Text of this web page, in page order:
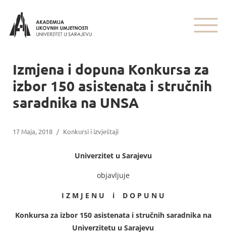
Izmjena i dopuna Konkursa za
izbor 150 asistenata i stručnih
saradnika na UNSA
17 Maja, 2018 / Konkursi i izvještaji
Univerzitet u Sarajevu
objavljuje
I Z M J E N U i D O P U N U
Konkursa za izbor 150 asistenata i stručnih saradnika na
Univerzitetu u Sarajevu